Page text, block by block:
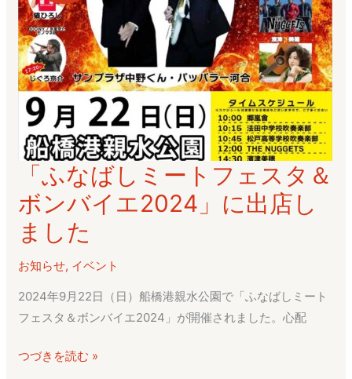
イ
エ
2025」
に
出
店
「ふなばしミートフェスタ＆
ボンバイエ2024」に出店し
ました
お知らせ, イベント
2024年9月22日（日）船橋港親水公園で「ふなばしミート
フェスタ＆ボンバイエ2024」が開催されました。心配
「ふ
ば
し
ー
ト
フ
ス
つづきを読む »